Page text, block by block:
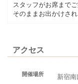
スタッフがお席まで
そのままお出かけさ
アクセス
開催場所
新宿